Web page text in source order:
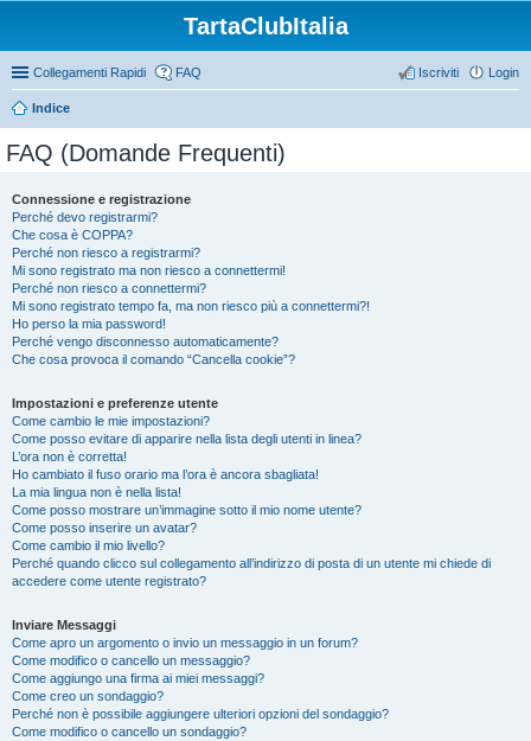
TartaClubItalia
Collegamenti Rapidi FAQ Login
Iscriviti
Indice
FAQ (Domande Frequenti)
Connessione e registrazione
Perché devo registrarmi?
Che cosa è COPPA?
Perché non riesco a registrarmi?
Mi sono registrato ma non riesco a connettermi!
Perché non riesco a connettermi?
Mi sono registrato tempo fa, ma non riesco più a connettermi?!
Ho perso la mia password!
Perché vengo disconnesso automaticamente?
Che cosa provoca il comando “Cancella cookie”?
Impostazioni e preferenze utente
Come cambio le mie impostazioni?
Come posso evitare di apparire nella lista degli utenti in linea?
L’ora non è corretta!
Ho cambiato il fuso orario ma l’ora è ancora sbagliata!
La mia lingua non è nella lista!
Come posso mostrare un’immagine sotto il mio nome utente?
Come posso inserire un avatar?
Come cambio il mio livello?
Perché quando clicco sul collegamento all’indirizzo di posta di un utente mi chiede di
accedere come utente registrato?
Inviare Messaggi
Come apro un argomento o invio un messaggio in un forum?
Come modifico o cancello un messaggio?
Come aggiungo una firma ai miei messaggi?
Come creo un sondaggio?
Perché non è possibile aggiungere ulteriori opzioni del sondaggio?
Come modifico o cancello un sondaggio?